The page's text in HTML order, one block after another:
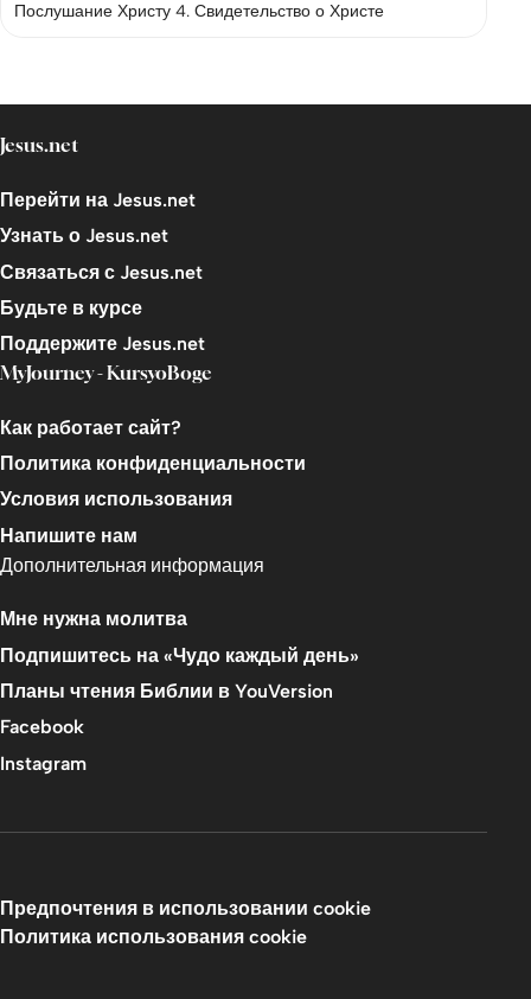
Послушание Христу 4. Свидетельство о Христе
Jesus.net
Перейти на Jesus.net
Узнать о Jesus.net
Связаться с Jesus.net
Будьте в курсе
Поддержите Jesus.net
MyJourney - KursyoBoge
Как работает сайт?
Политика конфиденциальности
Условия использования
Напишите нам
Дополнительная информация
Мне нужна молитва
Подпишитесь на «Чудо каждый день»
Планы чтения Библии в YouVersion
Facebook
Instagram
Предпочтения в использовании cookie
Политика использования cookie